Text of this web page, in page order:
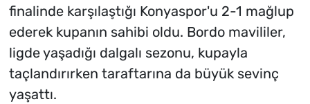
finalinde karşılaştığı Konyaspor'u 2-1 mağlup
ederek kupanın sahibi oldu. Bordo mavililer,
ligde yaşadığı dalgalı sezonu, kupayla
taçlandırırken taraftarına da büyük sevinç
yaşattı.